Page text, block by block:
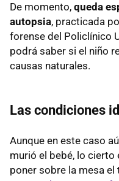
De momento, queda
autopsia, practicada
forense del Policlínico
podrá saber si el niño
causas naturales.
Las condiciones
Aunque en este caso
murió el bebé, lo cierto
poner sobre la mesa el